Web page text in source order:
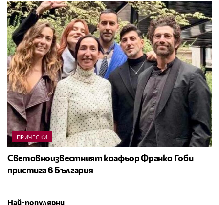
ПРИЧЕСКИ
Световноизвестният коафьор Франко Гоби
пристига в България
Най-популярни